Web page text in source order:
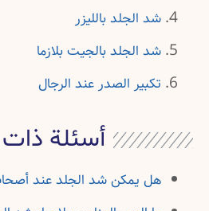
شد الجلد بالليزر
شد الجلد بالجيت بلازما
تكبير الصدر عند الرجال
أسئلة
هل يمكن شد الجلد عند